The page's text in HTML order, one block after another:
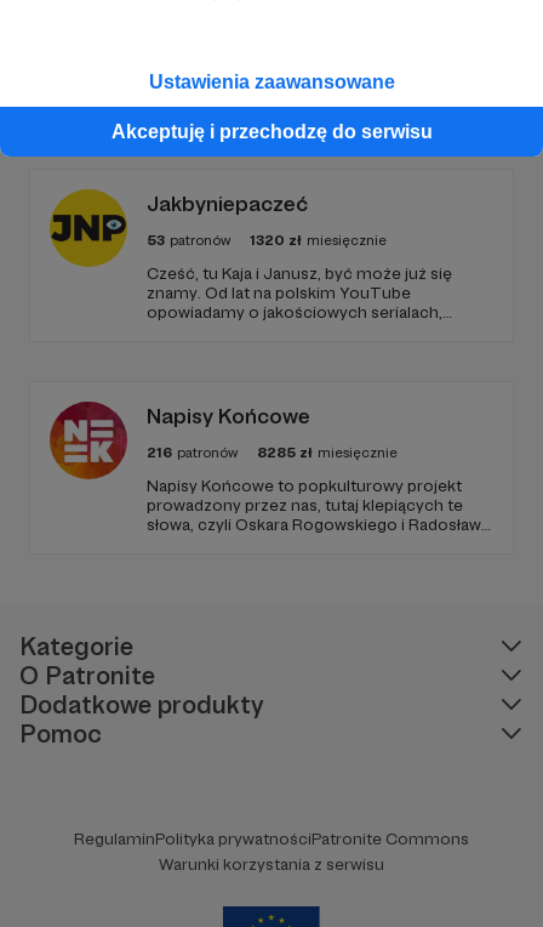
Ustawienia zaawansowane
Akceptuję i przechodzę do serwisu
Promowani autorzy
Jakbyniepaczeć
53 patronów 1320 zł miesięcznie
Cześć, tu Kaja i Janusz, być może już się
znamy. Od lat na polskim YouTube
opowiadamy o jakościowych serialach,
rozwijać i dalej działać!
Napisy Końcowe
216 patronów 8285 zł miesięcznie
Napisy Końcowe to popkulturowy projekt
prowadzony przez nas, tutaj klepiących te
słowa, czyli Oskara Rogowskiego i Radosława
Kategorie
O Patronite
Dodatkowe produkty
Pomoc
RegulaminPolityka prywatnościPatronite Commons
Warunki korzystania z serwisu